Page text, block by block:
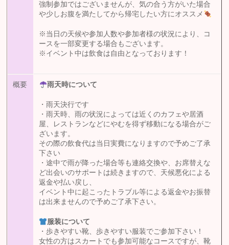
強制参加ではございませんが、気の合う方がいた場合
や少しお腹を満たしてから帰宅したい方にオススメ
※当日の天候や参加人数や参加者様の状況により、コ
ースを一部変更する場合もございます。
※イベント中は飲食は自由となっております！
概要 雨天時について
・雨天決行です
・雨天時、雨の状況によっては近くのカフェや居酒
屋、レストランなどにやむを得ず移動になる場合がご
ざいます。
その際の飲食代は当日実費になりますので予めご了承
下さい
・途中で雨が降った場合等も連絡交換や、お席替えな
ど出会いのサポートは続きますので、天候悪化による
返金や払い戻し、
イベント中に起こったトラブル等による返金やお振替
は出来ませんので予めご了承下さい。
服装について
・歩きやすい靴、歩きやすい服装でご参加下さい！
女性の方はスカートでも参加可能なコースですが、靴